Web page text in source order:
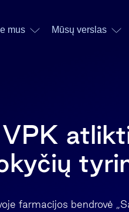
mus Mūsų verslas
farmacijos bendrovė